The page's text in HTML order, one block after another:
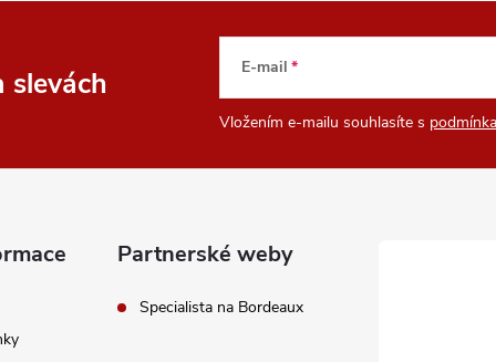
slevách E-mail
Vložením e-mailu souhlasíte s
Partnerské weby
Specialista na Bordeaux